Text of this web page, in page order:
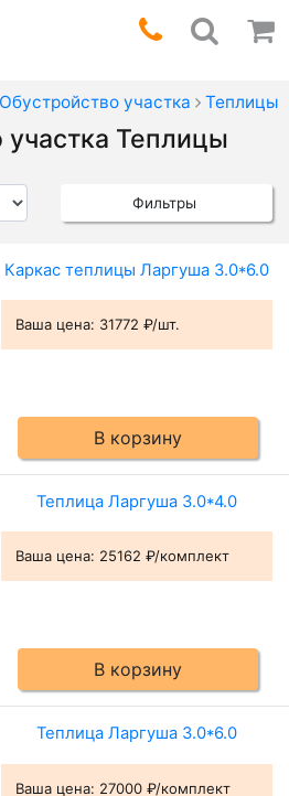
Обустройство участка Теплицы
участка Теплицы
Фильтры
Каркас теплицы Ларгуша 3.0*6.0
Ваша цена: 31772 ₽/шт.
В корзину
Теплица Ларгуша 3.0*4.0
Ваша цена: 25162 ₽/комплект
В корзину
Теплица Ларгуша 3.0*6.0
Ваша цена: 27000 ₽/комплект